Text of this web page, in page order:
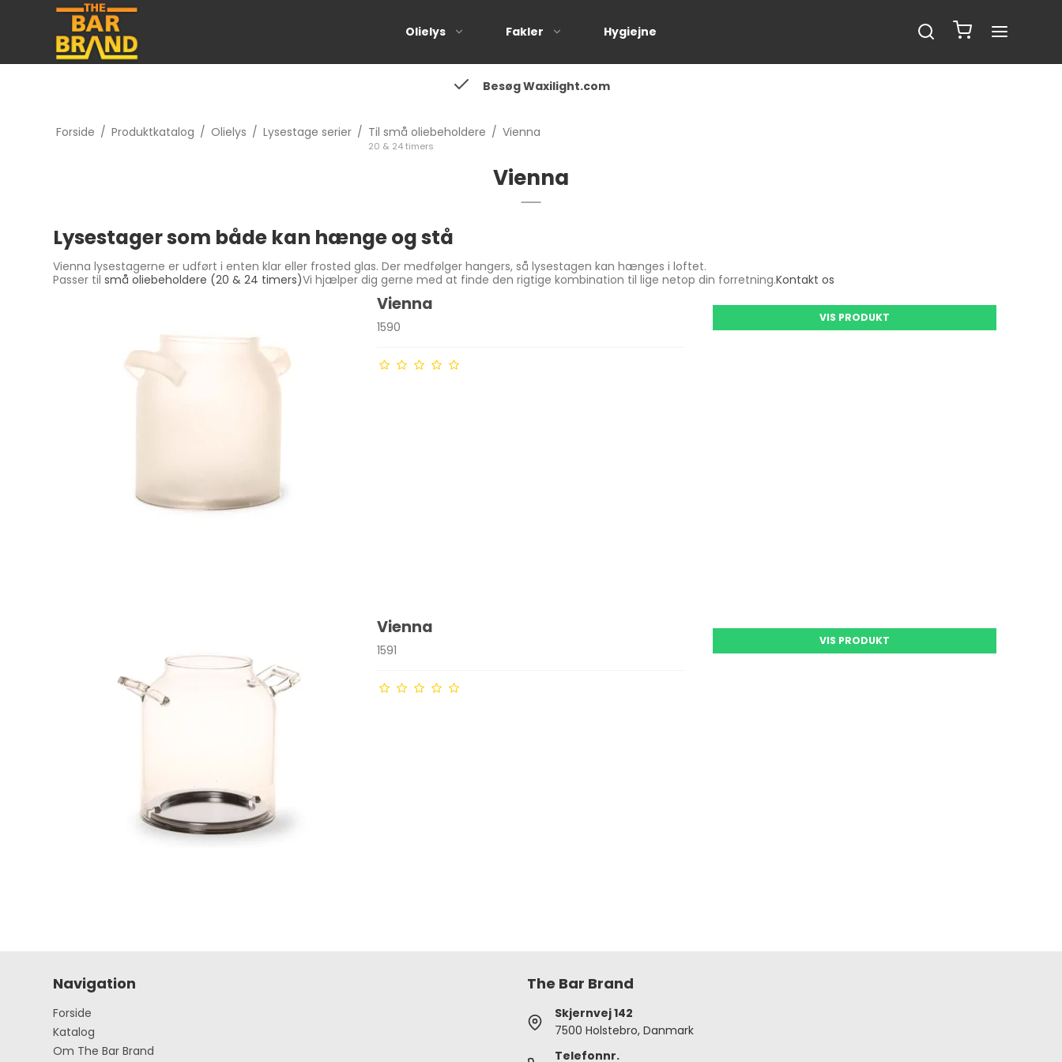
Olielys
Til store oliebeholdere
Alle lysestager
Fakler Hygiejne
Besøg Waxilight.com
Forside / Produktkatalog / Olielys / Lysestage serier / Til små oliebeholdere
20 & 24 timers
/ Vienna
Vienna
Lysestager som både kan hænge og stå
Vienna lysestagerne er udført i enten klar eller frosted glas. Der medfølger hangers, så lysestagen kan hænges i loftet.
Passer tilsmå oliebeholdere (20 & 24 timers)Vi hjælper dig gerne med at finde den rigtige kombination til lige netop din forretning.Kontakt os
Vienna
1590
VIS PRODUKT
Vienna
1591
VIS PRODUKT
Navigation
Forside
Katalog
Om The Bar Brand
The Bar Brand
Skjernvej 142
7500 Holstebro, Danmark
Telefonnr.